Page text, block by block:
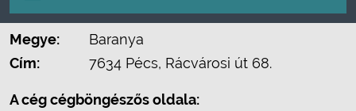
Megye:
Baranya
Cím:
7634 Pécs, Rácvárosi út 68.
A cég cégböngészős oldala: